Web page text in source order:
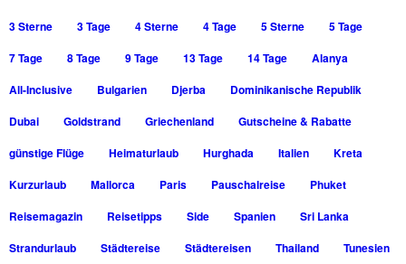
3 Sterne 3 Tage 4 Sterne 4 Tage 5 Sterne
5 Tage
7 Tage
8 Tage 9 Tage 13 Tage 14 Tage
Alanya
All-Inclusive
Bulgarien Djerba
Dominikanische Republik
Dubai
Goldstrand Griechenland
Gutscheine & Rabatte
günstige Flüge
Heimaturlaub Hurghada Italien
Kreta
Kurzurlaub
Mallorca Paris Pauschalreise
Phuket
Reisemagazin
Reisetipps Side Spanien
Sri Lanka
Strandurlaub
Städtereise Städtereisen Thailand
Tunesien